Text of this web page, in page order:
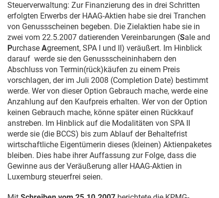
Steuerverwaltung: Zur Finanzierung des in drei Schritten
erfolgten Erwerbs der HAAG-Aktien habe sie drei Tranchen
von Genussscheinen begeben. Die Zielaktien habe sie in
zwei vom 22.5.2007 datierenden Vereinbarungen (Sale and
Purchase Agreement, SPA I und II) veräußert. Im Hinblick
darauf werde sie den Genussscheininhabern den
Abschluss von Termin(rück)käufen zu einem Preis
vorschlagen, der im Juli 2008 (Completion Date) bestimmt
werde. Wer von dieser Option Gebrauch mache, werde eine
Anzahlung auf den Kaufpreis erhalten. Wer von der Option
keinen Gebrauch mache, könne später einen Rückkauf
anstreben. Im Hinblick auf die Modalitäten von SPA II
werde sie (die BCCS) bis zum Ablauf der Behaltefrist
wirtschaftliche Eigentümerin dieses (kleinen) Aktienpaketes
bleiben. Dies habe ihrer Auffassung zur Folge, dass die
Gewinne aus der Veräußerung aller HAAG-Aktien in
Luxemburg steuerfrei seien.